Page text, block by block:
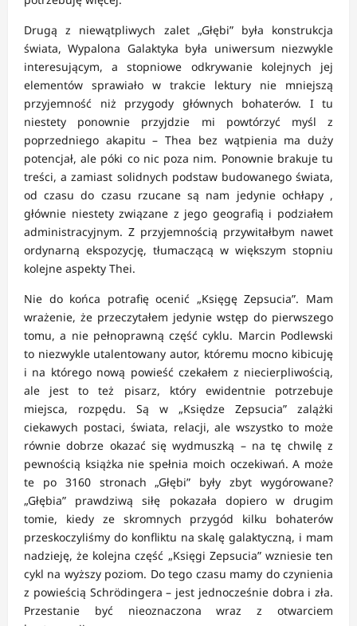
Drugą z niewątpliwych zalet „Głębi” była konstrukcja
świata, Wypalona Galaktyka była uniwersum niezwykle
interesującym, a stopniowe odkrywanie kolejnych jej
elementów sprawiało w trakcie lektury nie mniejszą
przyjemność niż przygody głównych bohaterów. I tu
niestety ponownie przyjdzie mi powtórzyć myśl z
poprzedniego akapitu – Thea bez wątpienia ma duży
potencjał, ale póki co nic poza nim. Ponownie brakuje tu
treści, a zamiast solidnych podstaw budowanego świata,
od czasu do czasu rzucane są nam jedynie ochłapy ,
głównie niestety związane z jego geografią i podziałem
administracyjnym. Z przyjemnością przywitałbym nawet
ordynarną ekspozycję, tłumaczącą w większym stopniu
kolejne aspekty Thei.
Nie do końca potrafię ocenić „Księgę Zepsucia”. Mam
wrażenie, że przeczytałem jedynie wstęp do pierwszego
tomu, a nie pełnoprawną część cyklu. Marcin Podlewski
to niezwykle utalentowany autor, któremu mocno kibicuję
i na którego nową powieść czekałem z niecierpliwością,
ale jest to też pisarz, który ewidentnie potrzebuje
miejsca, rozpędu. Są w „Księdze Zepsucia” zalążki
ciekawych postaci, świata, relacji, ale wszystko to może
równie dobrze okazać się wydmuszką – na tę chwilę z
pewnością książka nie spełnia moich oczekiwań. A może
te po 3160 stronach „Głębi” były zbyt wygórowane?
„Głębia” prawdziwą siłę pokazała dopiero w drugim
tomie, kiedy ze skromnych przygód kilku bohaterów
przeskoczyliśmy do konfliktu na skalę galaktyczną, i mam
nadzieję, że kolejna część „Księgi Zepsucia” wzniesie ten
cykl na wyższy poziom. Do tego czasu mamy do czynienia
z powieścią Schrödingera – jest jednocześnie dobra i zła.
Przestanie być nieoznaczona wraz z otwarciem